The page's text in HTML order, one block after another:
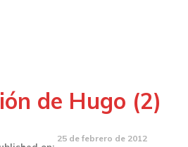
de Hugo (2)
25 de febrero de 2012